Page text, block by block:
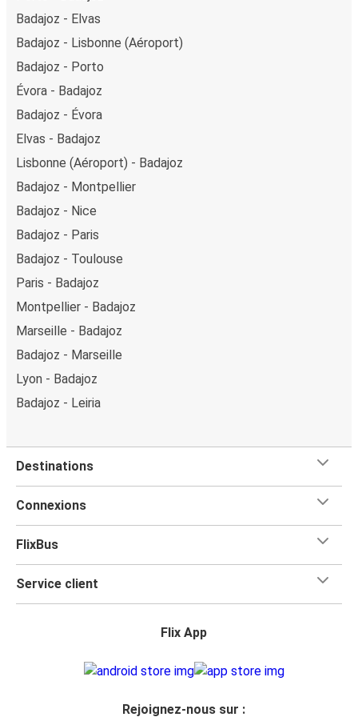
Badajoz - Elvas
Badajoz - Lisbonne (Aéroport)
Badajoz - Porto
Évora - Badajoz
Badajoz - Évora
Elvas - Badajoz
Lisbonne (Aéroport) - Badajoz
Badajoz - Montpellier
Badajoz - Nice
Badajoz - Paris
Badajoz - Toulouse
Paris - Badajoz
Montpellier - Badajoz
Marseille - Badajoz
Badajoz - Marseille
Lyon - Badajoz
Badajoz - Leiria
Destinations
Connexions
FlixBus
Service client
Flix App
Rejoignez-nous sur :